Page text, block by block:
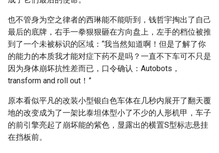
也不管身为空之律者的西琳能不能听到，钱哲宇掏出了自己
最后的底牌，右手一拳狠狠砸在方向盘上，左手的档位被推
到了一个未被标识的区域：“我当然知道啊！但是了解了你
的能力的本质我才能对症下药不是吗？一直不下车可不只是
因为身体崩坏抗性差而已，口令确认：Autobots，
transform and roll out！”
原本看似平凡的改装小型银白色车体在几秒内展开了翻天覆
地的改变成为了一架比泰坦体型小了不少的人形机甲，车子
的前引擎亮起了崩坏能的紫色，显露出的横置S型标志悬挂
在挡板前。